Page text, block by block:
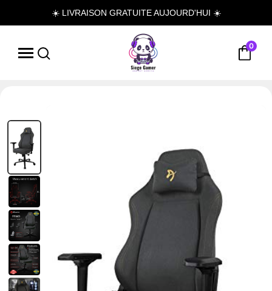
☀️ LIVRAISON GRATUITE AUJOURD'HUI ☀️
0